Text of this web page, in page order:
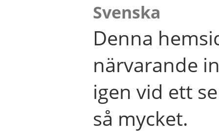
Svenska
Denna
närvarande
igen vid ett
så mycket.